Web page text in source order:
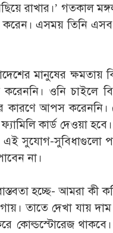
রাখার।’ গতকাল
করেন। এসময় তিনি
মানুষের ক্ষমতায়
ওনি চাইলে
কারণে আপস করেননি।
কার্ড দেওয়া
এই সুযোগ-সুবিধাগুলো
না।
হচ্ছে- আমরা কী
তাতে দেখা যায়
কোল্ডস্টোরেজ